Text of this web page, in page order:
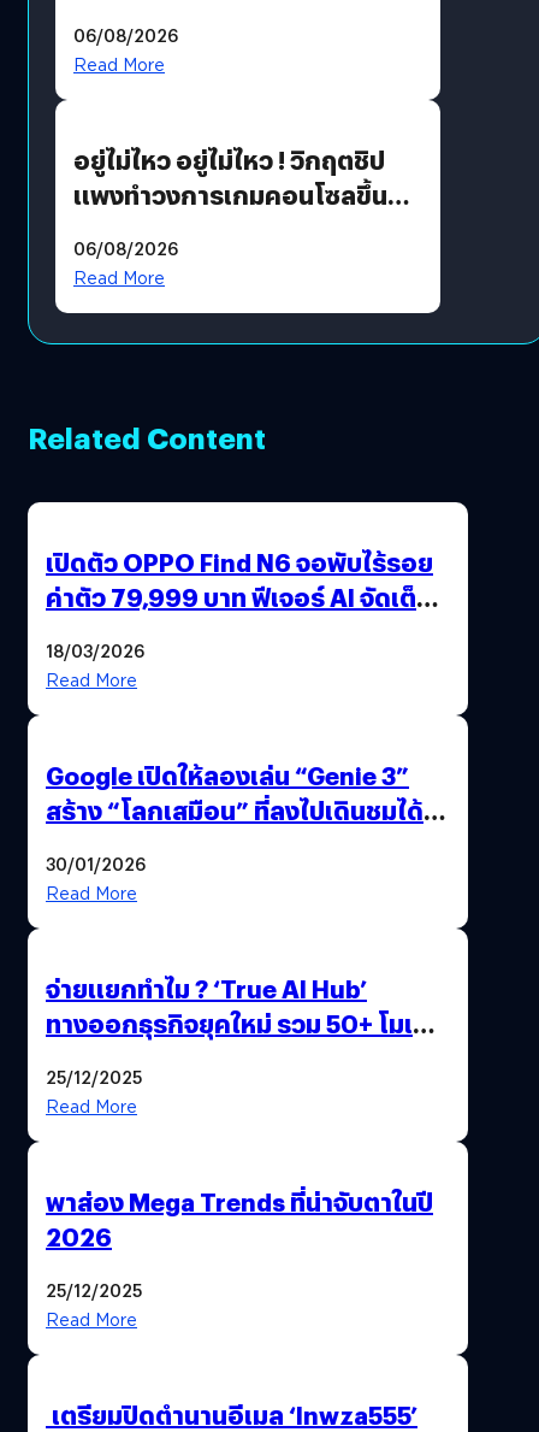
แนวทางปรับตัวสู่เศรษฐกิจสี
06/08/2026
Read More
อยู่ไม่ไหว อยู่ไม่ไหว ! วิกฤตชิป
แพงทำวงการเกมคอนโซลขึ้น
?
06/08/2026
Read More
Related Content
เปิดตัว OPPO Find N6 จอพับไร้รอย
ค่าตัว 79,999 บาท ฟีเจอร์ AI จัดเต็ม
18/03/2026
Read More
Google เปิดให้ลองเล่น “Genie 3”
สร้าง “โลกเสมือน” ที่ลงไปเดินชมได้
30/01/2026
Read More
จ่ายแยกทำไม ? ‘True AI Hub’
ทางออกธุรกิจยุคใหม่ รวม 50+ โมเดล
25/12/2025
Read More
พาส่อง Mega Trends ที่น่าจับตาในปี
2026
25/12/2025
Read More
เตรียมปิดตำนานอีเมล ‘lnwza555’